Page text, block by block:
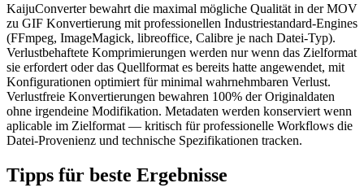
KaijuConverter bewahrt die maximal mögliche Qualität in der MOV
zu GIF Konvertierung mit professionellen Industriestandard-Engines
(FFmpeg, ImageMagick, libreoffice, Calibre je nach Datei-Typ).
Verlustbehaftete Komprimierungen werden nur wenn das Zielformat
sie erfordert oder das Quellformat es bereits hatte angewendet, mit
Konfigurationen optimiert für minimal wahrnehmbaren Verlust.
Verlustfreie Konvertierungen bewahren 100% der Originaldaten
ohne irgendeine Modifikation. Metadaten werden konserviert wenn
aplicable im Zielformat — kritisch für professionelle Workflows die
Datei-Provenienz und technische Spezifikationen tracken.
Tipps für beste Ergebnisse